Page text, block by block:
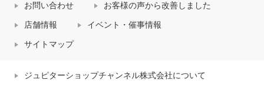
お問い合わせ お客様の声から改善しました
店舗情報 イベント・催事情報
サイトマップ
ジュピターショップチャンネル株式会社について